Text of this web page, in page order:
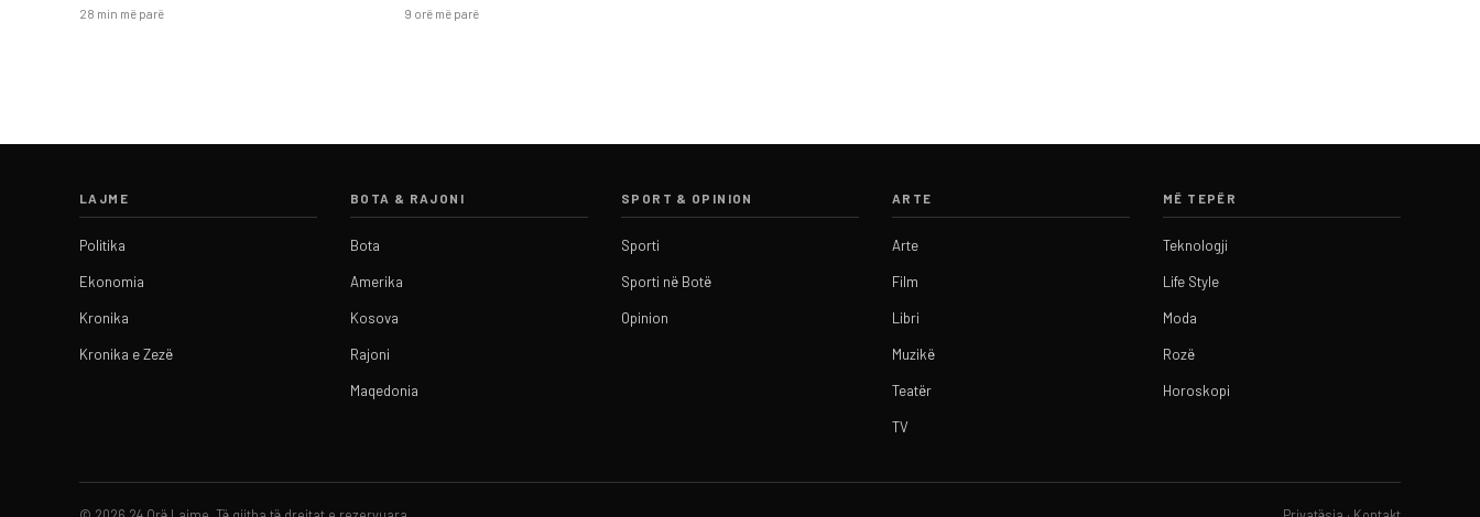
28 min më parë 9 orë më parë
LAJME
Politika
Ekonomia
Kronika
Kronika e Zezë
BOTA & RAJONI
Bota
Amerika
Kosova
Rajoni
Maqedonia
SPORT & OPINION
Sporti
Sporti në Botë
Opinion
ARTE
Arte
Film
Libri
Muzikë
Teatër
TV
MË TEPËR
Teknologji
Life Style
Moda
Rozë
Horoskopi